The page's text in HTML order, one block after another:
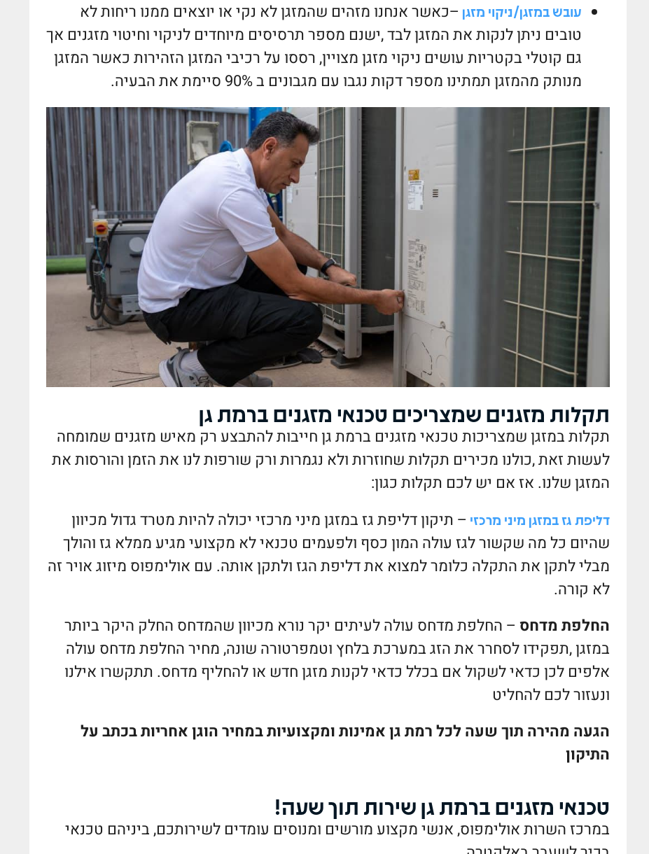
עובש במזגן/ניקוי מזגן –כאשר אנחנו מזהים שהמזגן לא נקי או יוצאים ממנו ריחות לא
טובים ניתן לנקות את המזגן לבד ,ישנם מספר תרסיסים מיוחדים לניקוי וחיטוי מזגנים אך
גם קוטלי בקטריות עושים ניקוי מזגן מצויין, רססו על רכיבי המזגן הזהירות כאשר המזגן
מנותק מהמזגן תמתינו מספר דקות נגבו עם מגבונים ב 90% סיימת את הבעיה.
תקלות מזגנים שמצריכים טכנאי מזגנים ברמת גן
תקלות במזגן שמצריכות טכנאי מזגנים ברמת גן חייבות להתבצע רק מאיש מזגנים שמומחה
לעשות זאת ,כולנו מכירים תקלות שחוזרות ולא נגמרות ורק שורפות לנו את הזמן והורסות את
המזגן שלנו. אז אם יש לכם תקלות כגון:
דליפת גז במזגן מיני מרכזי – תיקון דליפת גז במזגן מיני מרכזי יכולה להיות מטרד גדול מכיוון
שהיום כל מה שקשור לגז עולה המון כסף ולפעמים טכנאי לא מקצועי מגיע ממלא גז והולך
מבלי לתקן את התקלה כלומר למצוא את דליפת הגז ולתקן אותה. עם אולימפוס מיזוג אויר זה
לא קורה.
החלפת מדחס – החלפת מדחס עולה לעיתים יקר נורא מכיוון שהמדחס החלק היקר ביותר
במזגן ,תפקידו לסחרר את הזג במערכת בלחץ וטמפרטורה שונה, מחיר החלפת מדחס עולה
אלפים לכן כדאי לשקול אם בכלל כדאי לקנות מזגן חדש או להחליף מדחס. תתקשרו אילנו
ונעזור לכם להחליט
הגעה מהירה תוך שעה לכל רמת גן אמינות ומקצועיות במחיר הוגן אחריות בכתב על
התיקון
טכנאי מזגנים ברמת גן שירות תוך שעה!
במרכז השרות אולימפוס, אנשי מקצוע מורשים ומנוסים עומדים לשירותכם, ביניהם טכנאי